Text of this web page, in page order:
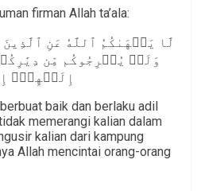
firman Allah ta’ala:
لَّا يَنۡهَىٰكُمُ ٱللَّهُ عَنِ
وَلَمۡ يُخۡرِجُوكُم مِّن
إِلَيۡهِمۡۚ
baik dan berlaku adil
memerangi kalian dalam
kalian dari kampung
Allah mencintai orang-orang